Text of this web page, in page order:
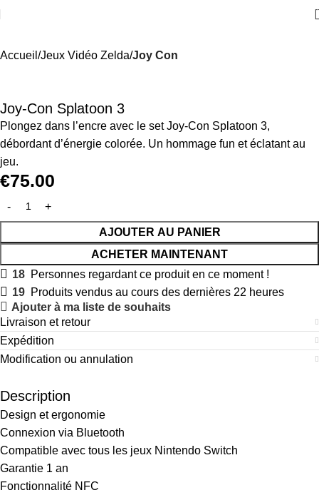
Accueil Jeux Vidéo Zelda Joy Con
Joy-Con Splatoon 3
Plongez dans l’encre avec le set Joy-Con Splatoon 3,
débordant d’énergie colorée. Un hommage fun et éclatant au
jeu.
€75.00
AJOUTER AU PANIER
ACHETER MAINTENANT
18 Personnes regardant ce produit en ce moment !
19 Produits vendus au cours des dernières 22 heures
Ajouter à ma liste de souhaits
Livraison et retour
Expédition
Modification ou annulation
Description
Design et ergonomie
Connexion via Bluetooth
Compatible avec tous les jeux Nintendo Switch
Garantie 1 an
Fonctionnalité NFC